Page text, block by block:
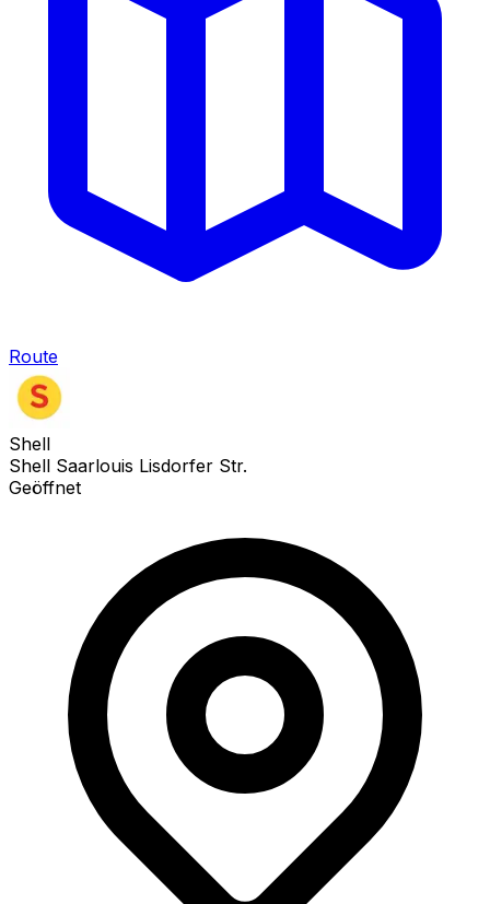
Route
Shell
Shell Saarlouis Lisdorfer Str.
Geöffnet